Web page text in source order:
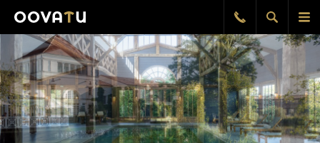
le
Afficher
la
Rappel
gratuit